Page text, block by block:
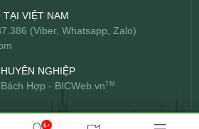
TẠI VIỆT NAM
(Viber, Whatsapp, Zalo)
NGHIỆP
Hợp - BICWeb.vnTM
6+